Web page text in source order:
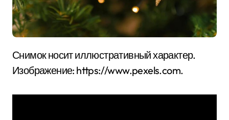
Снимок носит иллюстративный характер.
Изображение: https://www.pexels.com.